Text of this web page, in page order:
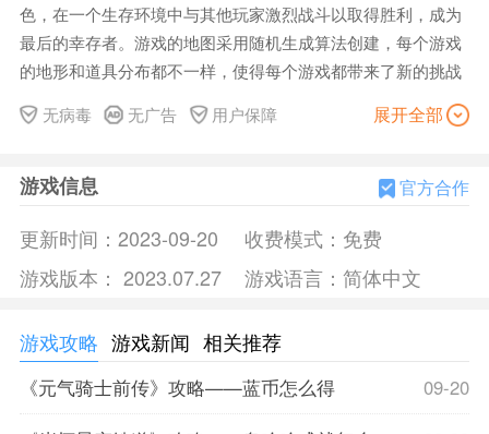
色，在一个生存环境中与其他玩家激烈战斗以取得胜利，成为
最后的幸存者。游戏的地图采用随机生成算法创建，每个游戏
的地形和道具分布都不一样，使得每个游戏都带来了新的挑战
和刺激，增加了游戏的可玩性。在这个游戏中，地图中的安全
区域会缩小。玩家需要在时限内移动到安全区域，避免毒气的
屋、建筑、箱子等地方，收集武器、装备和药物，可以在游戏
火柴人要吃鸡游戏描述
1。
击准确，灵活躲避敌人的攻击。刺激的战斗氛围营造出紧张危
险的游戏体验。
2。独特火柴人类风格:火柴人要吃鸡游戏采用火柴人类的简约
无病毒 无广告 用户保障 展开全部
游戏信息 官方合作
更新时间： 2023-09-20 收费模式： 免费
游戏版本： 2023.07.27 游戏语言： 简体中文
游戏攻略 游戏新闻 相关推荐
09-20
《元气骑士前传》攻略——蓝币怎么得